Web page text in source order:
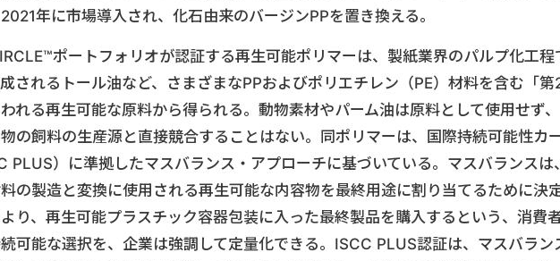
年に市場導入され、化石由来のバージンPPを置き換える。
ポートフォリオが認証する再生可能ポリマーは、製紙業界のパルプ化工程
されるトール油など、さまざまなPPおよびポリエチレン（PE）材料を含む「第
れる再生可能な原料から得られる。動物素材やパーム油は原料として使用せず、
の飼料の生産源と直接競合することはない。同ポリマーは、国際持続可能性カ
PLUS）に準拠したマスバランス・アプローチに基づいている。マスバランスは
の製造と変換に使用される再生可能な内容物を最終用途に割り当てるために決
り、再生可能プラスチック容器包装に入った最終製品を購入するという、消費
可能な選択を、企業は強調して定量化できる。ISCC PLUS認証は、マスバラン